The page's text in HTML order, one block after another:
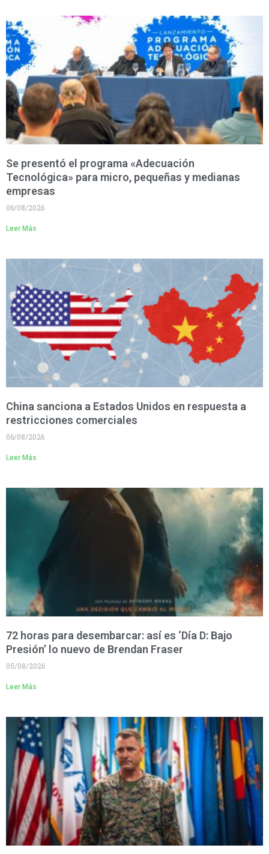
Se presentó el programa «Adecuación
Tecnológica» para micro, pequeñas y medianas
empresas
06/08/2026
Leer Más
China sanciona a Estados Unidos en respuesta a
restricciones comerciales
06/08/2026
Leer Más
72 horas para desembarcar: así es ‘Día D: Bajo
Presión’ lo nuevo de Brendan Fraser
05/08/2026
Leer Más